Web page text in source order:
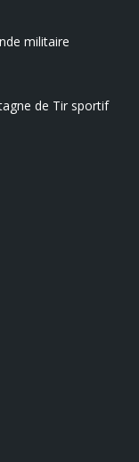
militaire
de Tir sportif